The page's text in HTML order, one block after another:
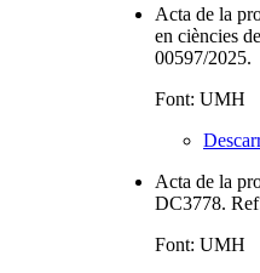
Acta de la
en ciències
00597/2025.
Font: UMH
Acta de la
DC3778.
Font: UMH